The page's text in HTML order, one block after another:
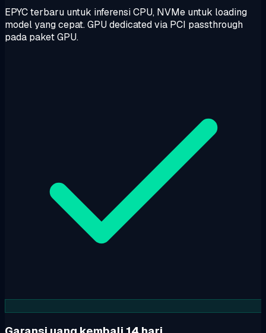
EPYC terbaru untuk inferensi CPU, NVMe untuk loading
model yang cepat. GPU dedicated via PCI passthrough
pada paket GPU.